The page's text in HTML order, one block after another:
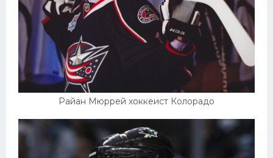
Райан Мюррей хоккеист Колорадо